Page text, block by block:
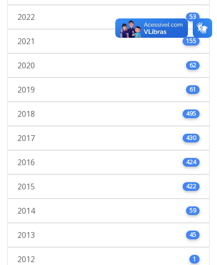
2022 53
2021 155
2020 62
2019 61
2018 495
2017 430
2016 424
2015 422
2014 59
2013 45
2012 1